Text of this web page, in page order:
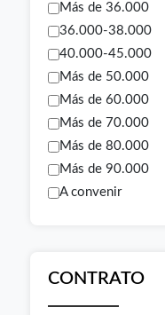
Más de 36.000
36.000-38.000
40.000-45.000
Más de 50.000
Más de 60.000
Más de 70.000
Más de 80.000
Más de 90.000
A convenir
CONTRATO